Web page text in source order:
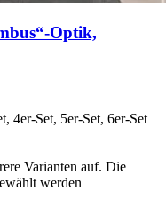
Optik,
4er-Set, 5er-Set, 6er-Set
Varianten auf. Die
werden